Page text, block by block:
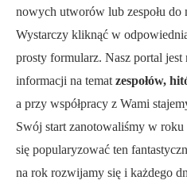
nowych utworów lub zespołu do
Wystarczy kliknąć w
prosty formularz. Nasz portal
informacji na tematzespołów,
a przy współpracy z Wami
Swój start zanotowaliśmy w
się popularyzować ten
na rok rozwijamy się i każdego